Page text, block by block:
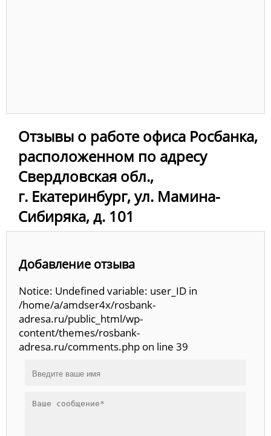
Отзывы о работе офиса Росбанка,
расположенном по адресу
Свердловская обл.,
г. Екатеринбург, ул. Мамина-
Сибиряка, д. 101
Добавление отзыва
Notice: Undefined variable: user_ID in
/home/a/amdser4x/rosbank-
adresa.ru/public_html/wp-
content/themes/rosbank-
adresa.ru/comments.php on line 39